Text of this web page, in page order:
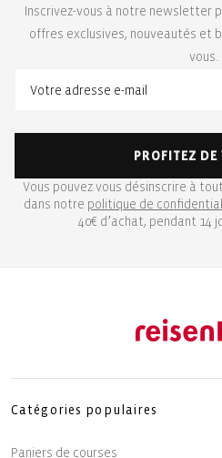
Inscrivez-vous à notre newsletter
offres exclusives, nouveautés et
vous.
PROFITEZ DE
Vous pouvez vous désinscrire à
dans notre politique de
40€ d’achat, pendant 14
Catégories populaires
Paniers de courses